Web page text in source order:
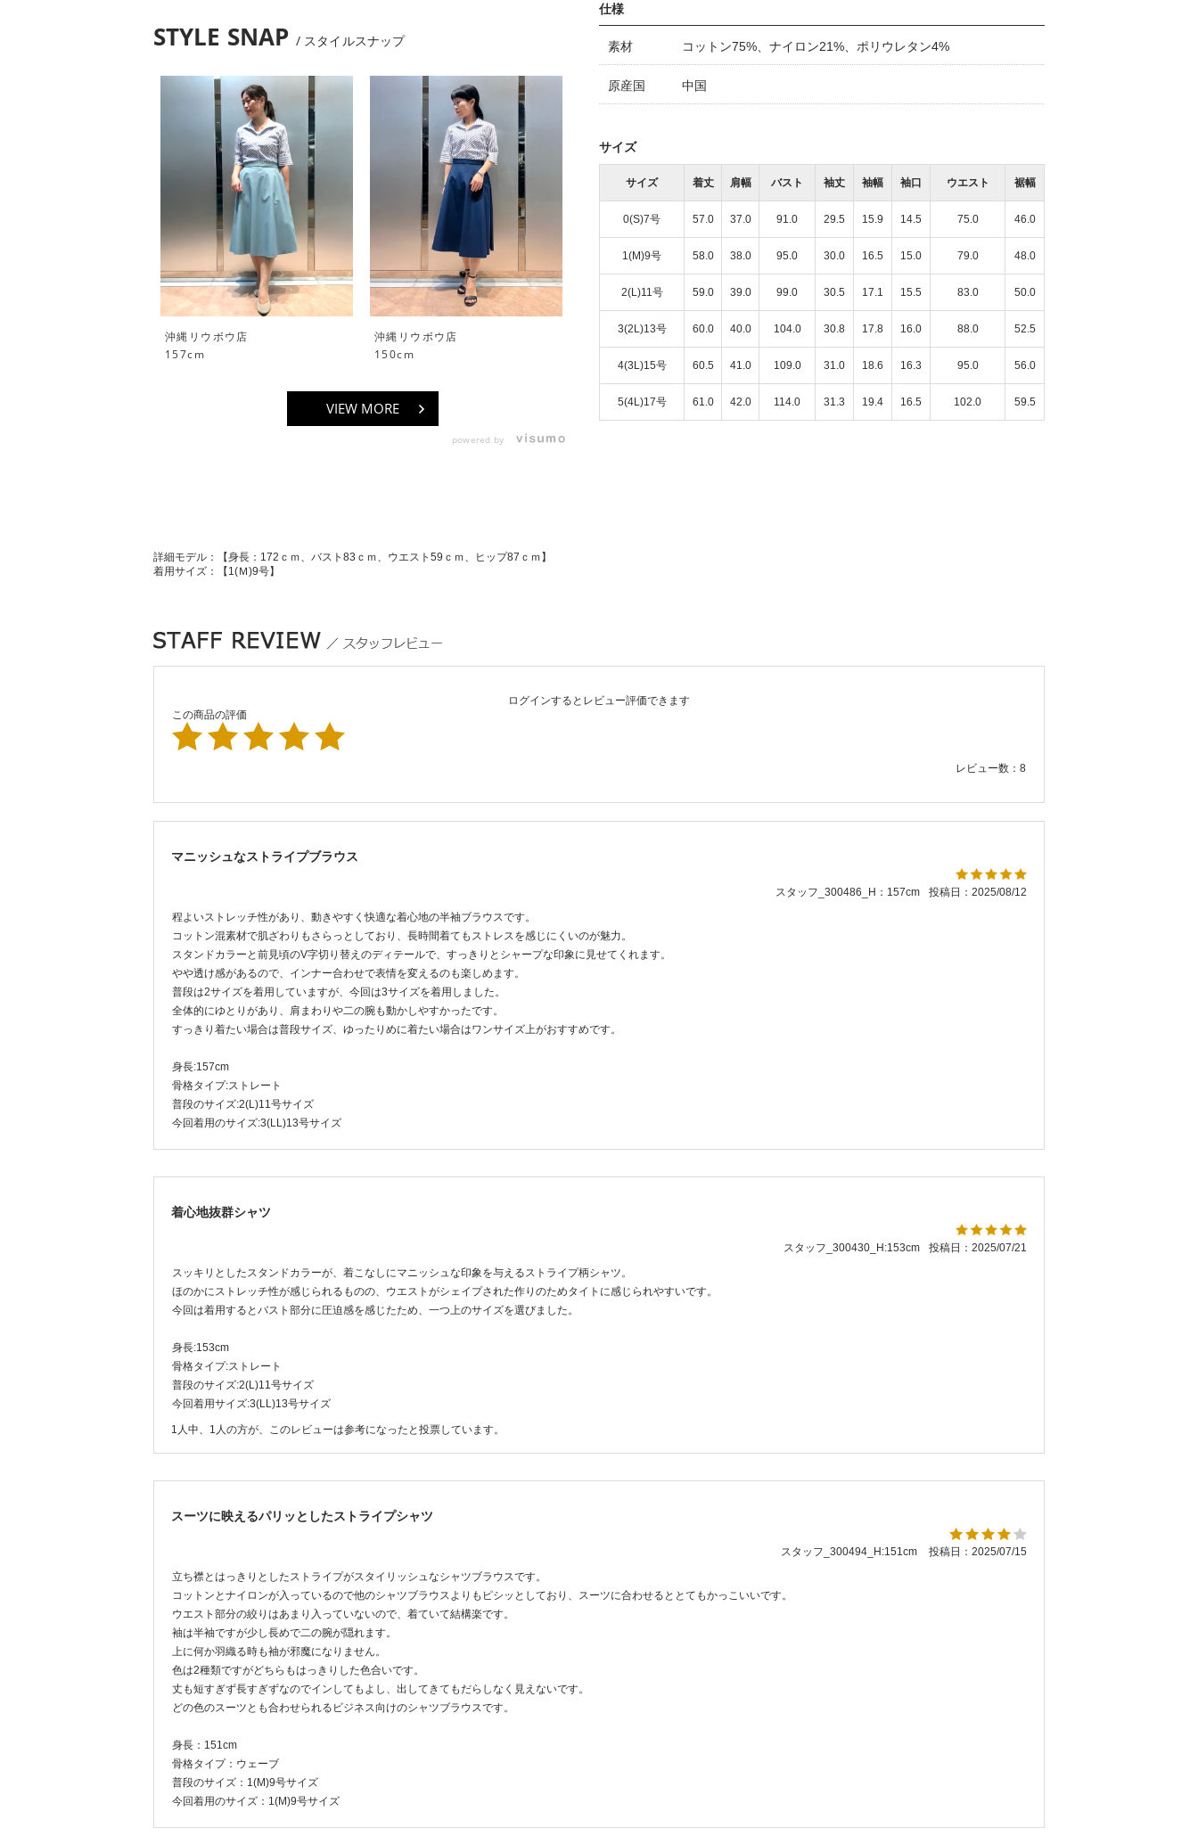
STYLE SNAP スタイルスナップ
沖縄リウボウ店
157cm
沖縄リウボウ店
150cm
沖縄リウボウ店
沖縄リウボウ店
VIEW MORE
powered by
詳細モデル：【身長：172ｃｍ、バスト83ｃｍ、ウエスト59ｃｍ、ヒップ87ｃｍ】
着用サイズ：【1(Ｍ)9号】
仕様
素材 コットン75%、ナイロン21%、ポリウレタン4%
原産国 中国
サイズ
サイズ 着丈 肩幅 バスト 袖丈 袖幅 袖口 ウエスト 裾幅
0(S)7号 57.0 37.0 91.0 29.5 15.9 14.5 75.0 46.0
1(M)9号 58.0 38.0 95.0 30.0 16.5 15.0 79.0 48.0
2(L)11号 59.0 39.0 99.0 30.5 17.1 15.5 83.0 50.0
3(2L)13号 60.0 40.0 104.0 30.8 17.8 16.0 88.0 52.5
4(3L)15号 60.5 41.0 109.0 31.0 18.6 16.3 95.0 56.0
5(4L)17号 61.0 42.0 114.0 31.3 19.4 16.5 102.0 59.5
ログインするとレビュー評価できます
この商品の評価
レビュー数：8
マニッシュなストライプブラウス
スタッフ_300486_H：157cm
投稿日：2025/08/12
程よいストレッチ性があり、動きやすく快適な着心地の半袖ブラウスです。
コットン混素材で肌ざわりもさらっとしており、長時間着てもストレスを感じにくいのが魅力。
スタンドカラーと前見頃のV字切り替えのディテールで、すっきりとシャープな印象に見せてくれます。
透け感があるので、インナー合わせで表情を変えるのも楽しめます。
普段は2サイズを着用していますが、今回は3サイズを着用しました。
全体的にゆとりがあり、肩まわりや二の腕も動かしやすかったです。
すっきり着たい場合は普段サイズ、ゆったりめに着たい場合はワンサイズ上がおすすめです。
身長:157cm
骨格タイプ:ストレート
普段のサイズ:2(L)11号サイズ
今回着用のサイズ:3(LL)13号サイズ
着心地抜群シャツ
スタッフ_300430_H:153cm
投稿日：2025/07/21
スッキリとしたスタンドカラーが、着こなしにマニッシュな印象を与えるストライプ柄シャツ。
ほのかにストレッチ性が感じられるものの、ウエストがシェイプされた作りのためタイトに感じられやすいです。
今回は着用するとバスト部分に圧迫感を感じたため、一つ上のサイズを選びました。
身長:153cm
骨格タイプ:ストレート
普段のサイズ:2(L)11号サイズ
今回着用サイズ:3(LL)13号サイズ
1人中、1人の方が、このレビューは参考になったと投票しています。
スーツに映えるパリッとしたストライプシャツ
スタッフ_300494_H:151cm
投稿日：2025/07/15
立ち襟とはっきりとしたストライプがスタイリッシュなシャツブラウスです。
コットンとナイロンが入っているので他のシャツブラウスよりもピシッとしており、スーツに合わせるととてもかっこいいです。
ウエスト部分の絞りはあまり入っていないので、着ていて結構楽です。
袖は半袖ですが少し長めで二の腕が隠れます。
上に何か羽織る時も袖が邪魔になりません。
色は2種類ですがどちらもはっきりした色合いです。
丈も短すぎず長すぎずなのでインしてもよし、出してきてもだらしなく見えないです。
どの色のスーツとも合わせられるビジネス向けのシャツブラウスです。
身長：151cm
骨格タイプ：ウェーブ
普段のサイズ：1(M)9号サイズ
今回着用のサイズ：1(M)9号サイズ